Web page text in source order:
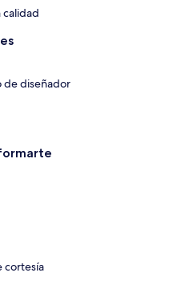
calidad
de diseñador
cortesía